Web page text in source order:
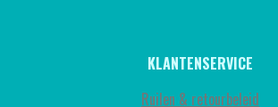
KLANTENSERVICE
Ruilen & retourbeleid